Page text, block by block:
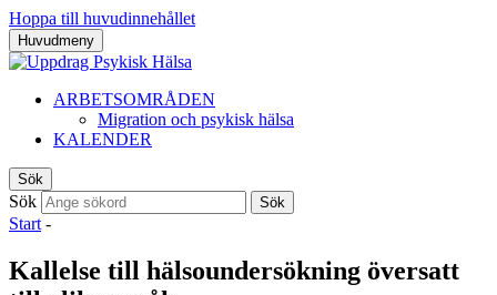
Hoppa till huvudinnehållet
Huvudmeny
ARBETSOMRÅDEN
Migration och psykisk hälsa
KALENDER
Sök
Sök Sök
Start -
Kallelse till hälsoundersökning översatt